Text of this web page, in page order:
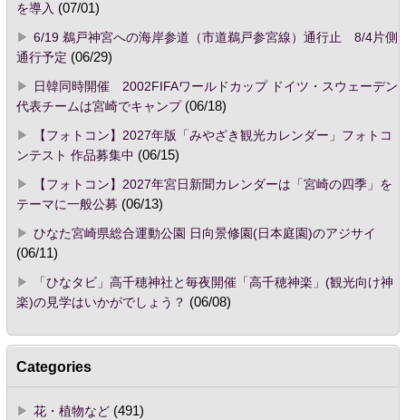
を導入 (07/01)
6/19 鵜戸神宮への海岸参道（市道鵜戸参宮線）通行止 8/4片側
通行予定 (06/29)
日韓同時開催 2002FIFAワールドカップ ドイツ・スウェーデン
代表チームは宮崎でキャンプ(06/18)
【フォトコン】2027年版「みやざき観光カレンダー」フォトコ
ンテスト 作品募集中 (06/15)
【フォトコン】2027年宮日新聞カレンダーは「宮崎の四季」を
テーマに一般公募 (06/13)
ひなた宮崎県総合運動公園 日向景修園(日本庭園)のアジサイ
(06/11)
「ひなタビ」高千穂神社と毎夜開催「高千穂神楽」(観光向け神
楽)の見学はいかがでしょう？ (06/08)
Categories
花・植物など(491)